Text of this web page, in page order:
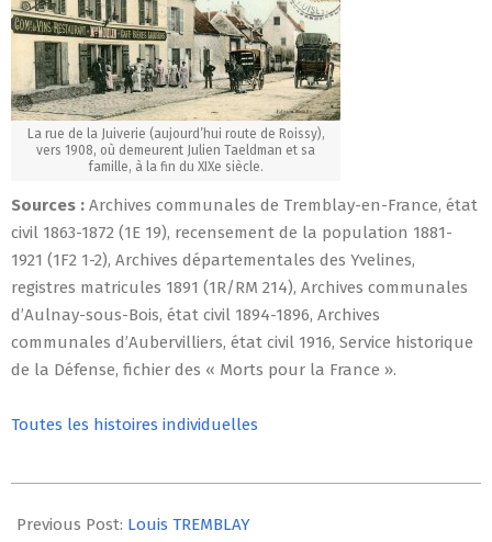
La rue de la Juiverie (aujourd’hui route de Roissy),
vers 1908, où demeurent Julien Taeldman et sa
famille, à la fin du XIXe siècle.
Sources : Archives communales de Tremblay-en-France, état
civil 1863-1872 (1E 19), recensement de la population 1881-
1921 (1F2 1-2), Archives départementales des Yvelines,
registres matricules 1891 (1R/RM 214), Archives communales
d’Aulnay-sous-Bois, état civil 1894-1896, Archives
communales d’Aubervilliers, état civil 1916, Service historique
de la Défense, fichier des « Morts pour la France ».
Toutes les histoires individuelles
07-
Previous Post: Louis TREMBLAY